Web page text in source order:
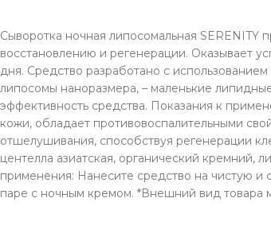
Сыворотка ночная липосомальная SERENITY
восстановлению и регенерации. Оказывает
дня. Средство разработано с
липосомы наноразмера, – маленькие
эффективность средства. Показания к
кожи, обладает противовоспалительными
отшелушивания, способствуя регенерации
центелла азиатская, органический кремний,
применения: Нанесите средство на чистую
паре с ночным кремом. *Внешний вид товара